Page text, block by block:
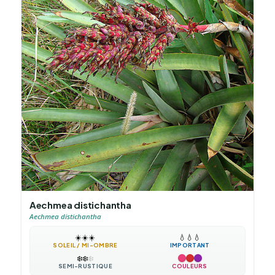
Aechmea distichantha
Aechmea distichantha
☀️☀️☀️
SOLEIL / MI-OMBRE
💧 💧 💧
IMPORTANT
❄️❄️❄️
SEMI-RUSTIQUE COULEURS